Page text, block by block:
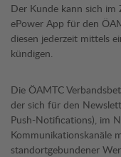
Der Kunde kann sich im
ePower App für den
diesen jederzeit mittels
kündigen.
Die ÖAMTC
der sich für den
Push-Notifications), im
Kommunikationskanäle
standortgebundener